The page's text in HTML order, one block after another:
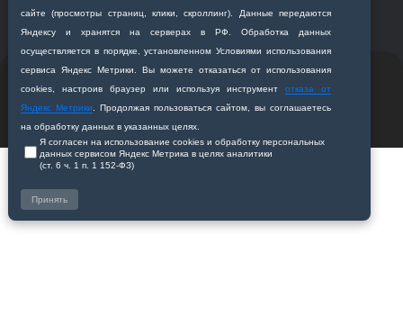
сайте (просмотры страниц, клики, скроллинг). Данные передаются
Яндексу и хранятся на серверах в РФ. Обработка данных
осуществляется в порядке, установленном Условиями использования
сервиса Яндекс Метрики. Вы можете отказаться от использования
cookies, настроив браузер или используя инструментотказа от
Яндекс Метрики . Продолжая пользоваться сайтом, вы соглашаетесь
на обработку данных в указанных целях.
Я согласен на использование cookies и обработку персональных
данных сервисом Яндекс Метрика в целях аналитики
(ст. 6 ч. 1 п. 1 152‑ФЗ)
Принять
медицинская академия
Разработано студией